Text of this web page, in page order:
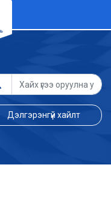
Дэлгэрэнгүй хайлт